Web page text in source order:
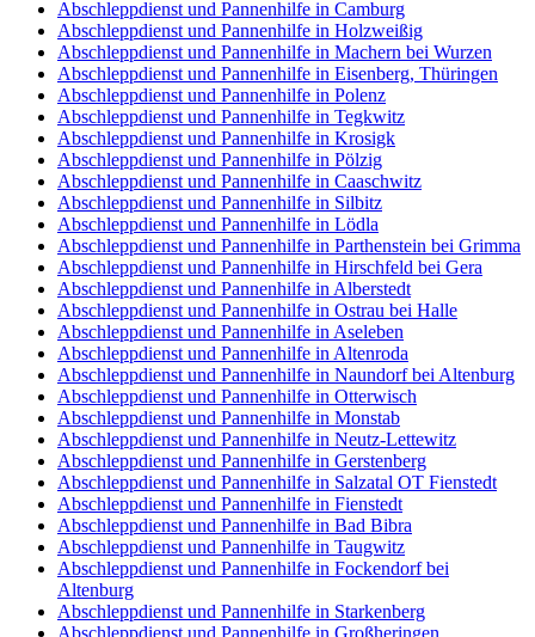
Abschleppdienst und Pannenhilfe in Camburg
Abschleppdienst und Pannenhilfe in Holzweißig
Abschleppdienst und Pannenhilfe in Machern bei Wurzen
Abschleppdienst und Pannenhilfe in Eisenberg, Thüringen
Abschleppdienst und Pannenhilfe in Polenz
Abschleppdienst und Pannenhilfe in Tegkwitz
Abschleppdienst und Pannenhilfe in Krosigk
Abschleppdienst und Pannenhilfe in Pölzig
Abschleppdienst und Pannenhilfe in Caaschwitz
Abschleppdienst und Pannenhilfe in Silbitz
Abschleppdienst und Pannenhilfe in Lödla
Abschleppdienst und Pannenhilfe in Parthenstein bei Grimma
Abschleppdienst und Pannenhilfe in Hirschfeld bei Gera
Abschleppdienst und Pannenhilfe in Alberstedt
Abschleppdienst und Pannenhilfe in Ostrau bei Halle
Abschleppdienst und Pannenhilfe in Aseleben
Abschleppdienst und Pannenhilfe in Altenroda
Abschleppdienst und Pannenhilfe in Naundorf bei Altenburg
Abschleppdienst und Pannenhilfe in Otterwisch
Abschleppdienst und Pannenhilfe in Monstab
Abschleppdienst und Pannenhilfe in Neutz-Lettewitz
Abschleppdienst und Pannenhilfe in Gerstenberg
Abschleppdienst und Pannenhilfe in Salzatal OT Fienstedt
Abschleppdienst und Pannenhilfe in Fienstedt
Abschleppdienst und Pannenhilfe in Bad Bibra
Abschleppdienst und Pannenhilfe in Taugwitz
Abschleppdienst und Pannenhilfe in Fockendorf bei
Altenburg
Abschleppdienst und Pannenhilfe in Starkenberg